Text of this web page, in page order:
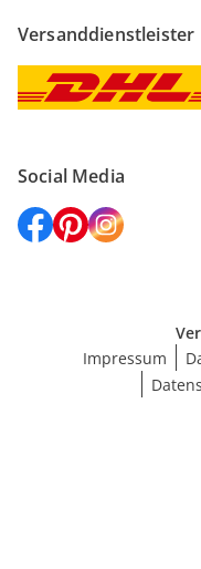
Versanddienstleister
Social Media
Impressum